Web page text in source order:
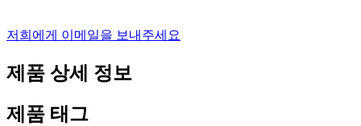
저희에게 이메일을 보내주세요
제품 상세 정보
제품 태그